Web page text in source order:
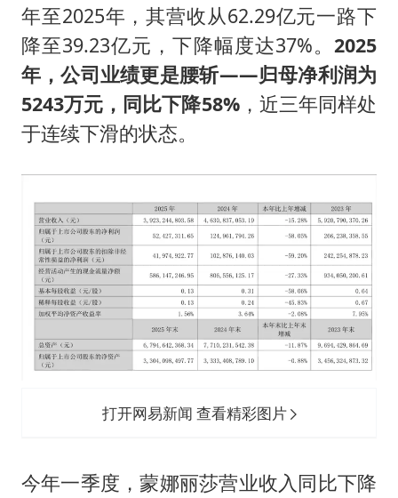
年至2025年，其营收从62.29亿元一路下
降至39.23亿元，下降幅度达37%。2025
年，公司业绩更是腰斩——归母净利润为
5243万元，同比下降58%，近三年同样处
于连续下滑的状态。
打开网易新闻 查看精彩图片
今年一季度，蒙娜丽莎营业收入同比下降